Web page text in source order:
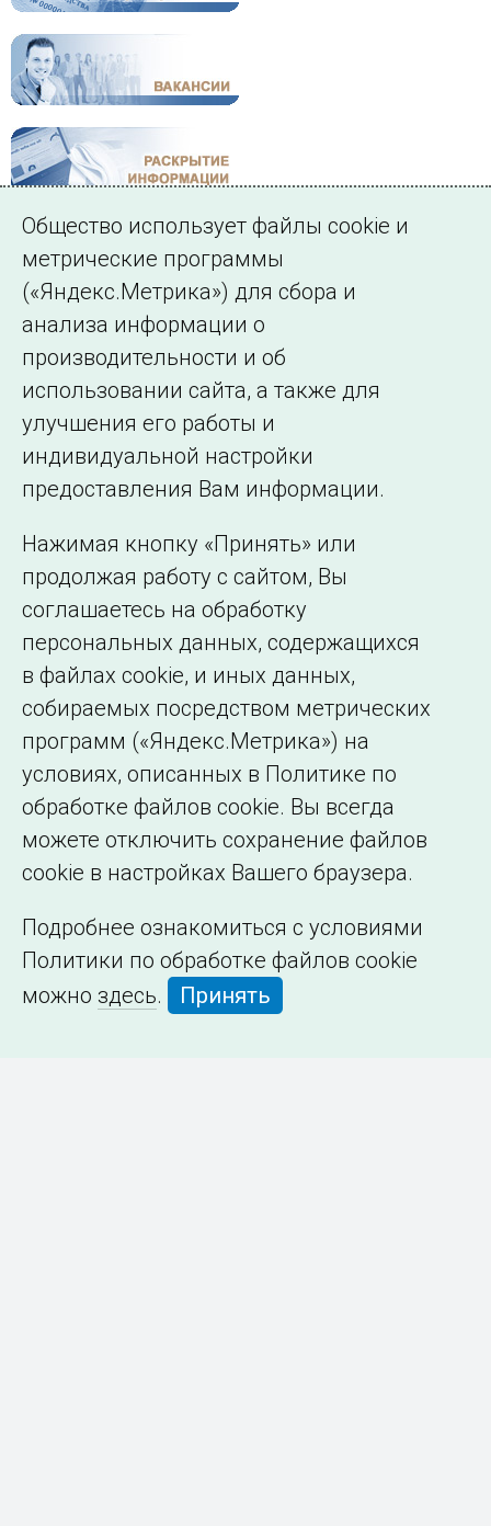
©2005–2026 АО «СО ЕЭС»
Филиалы и
представительства
Сведения об
образовательной
организации
Общество использует файлы cookie и
метрические программы
(«Яндекс.Метрика») для сбора и
анализа информации о
производительности и об
использовании сайта, а также для
улучшения его работы и
индивидуальной настройки
предоставления Вам информации.
Нажимая кнопку «Принять» или
продолжая работу с сайтом, Вы
соглашаетесь на обработку
персональных данных, содержащихся
в файлах cookie, и иных данных,
собираемых посредством метрических
программ («Яндекс.Метрика») на
условиях, описанных в Политике по
обработке файлов cookie. Вы всегда
можете отключить сохранение файлов
cookie в настройках Вашего браузера.
Подробнее ознакомиться с условиями
Политики по обработке файлов cookie
можно здесь. Принять